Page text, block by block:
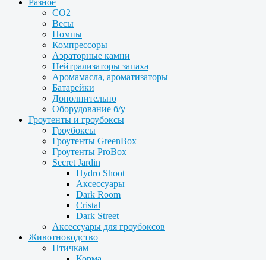
Разное
CO2
Весы
Помпы
Компрессоры
Аэраторные камни
Нейтрализаторы запаха
Аромамасла, ароматизаторы
Батарейки
Дополнительно
Оборудование б/у
Гроутенты и гроубоксы
Гроубоксы
Гроутенты GreenBox
Гроутенты ProBox
Secret Jardin
Hydro Shoot
Аксессуары
Dark Room
Cristal
Dark Street
Аксессуары для гроубоксов
Животноводство
Птичкам